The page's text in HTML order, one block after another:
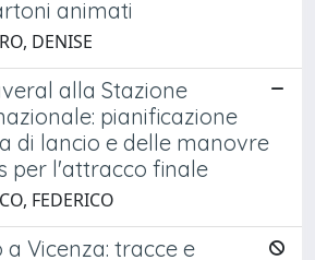
animati
DENISE
alla Stazione
pianificazione
di lancio e delle manovre
per l'attracco finale
FEDERICO
Vicenza: tracce e